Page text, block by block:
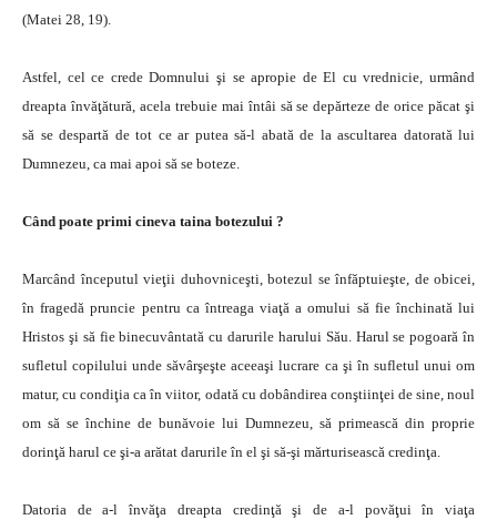
(Matei 28, 19).
Astfel, cel ce crede Domnului şi se apropie de El cu vrednicie, urmând
dreapta învăţătură, acela trebuie mai întâi să se depărteze de orice păcat şi
să se despartă de tot ce ar putea să-l abată de la ascultarea datorată lui
Dumnezeu, ca mai apoi să se boteze.
Când poate primi cineva taina botezului ?
Marcând începutul vieţii duhovniceşti, botezul se înfăptuieşte, de obicei,
în fragedă pruncie pentru ca întreaga viaţă a omului să fie închinată lui
Hristos şi să fie binecuvântată cu darurile harului Său. Harul se pogoară în
sufletul copilului unde săvârşeşte aceeaşi lucrare ca şi în sufletul unui om
matur, cu condiţia ca în viitor, odată cu dobândirea conştiinţei de sine, noul
om să se închine de bunăvoie lui Dumnezeu, să primească din proprie
dorinţă harul ce şi-a arătat darurile în el şi să-şi mărturisească credinţa.
Datoria de a-l învăţa dreapta credinţă şi de a-l povăţui în viaţa